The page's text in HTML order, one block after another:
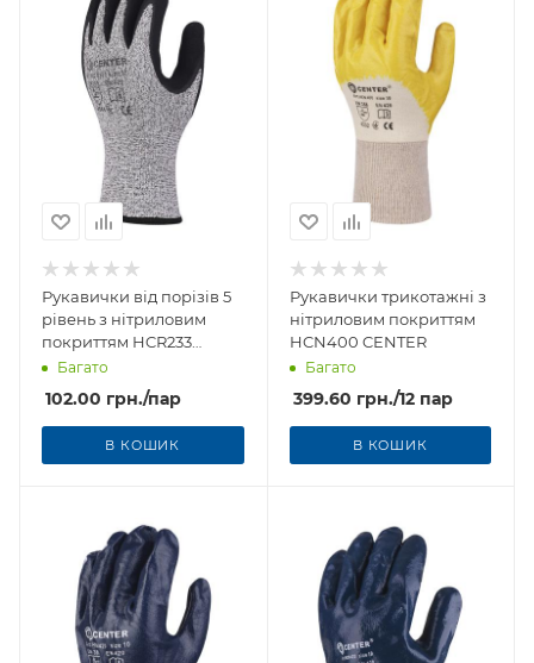
Рукавички від порізів 5
рівень з нітриловим
покриттям HCR233
CENTER
Багато
102.00 грн./пар
В КОШИК
Рукавички трикотажні з
нітриловим покриттям
HCN400 CENTER
Багато
399.60 грн./12 пар
В КОШИК